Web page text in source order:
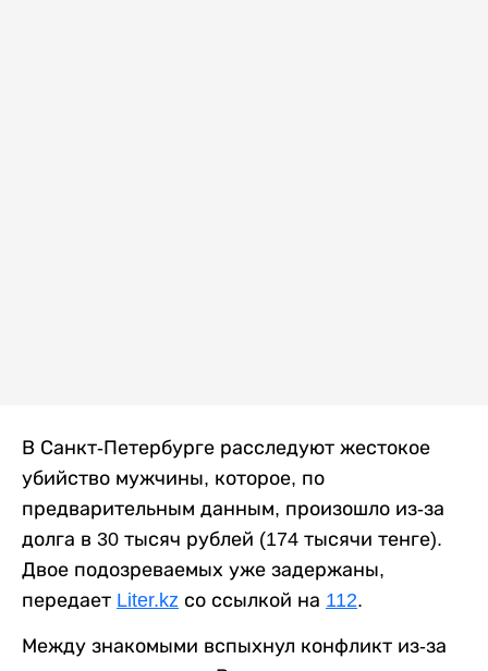
В Санкт-Петербурге расследуют жестокое
убийство мужчины, которое, по
предварительным данным, произошло из-за
долга в 30 тысяч рублей (174 тысячи тенге).
Двое подозреваемых уже задержаны,
передает Liter.kz со ссылкой на 112.
Между знакомыми вспыхнул конфликт из-за